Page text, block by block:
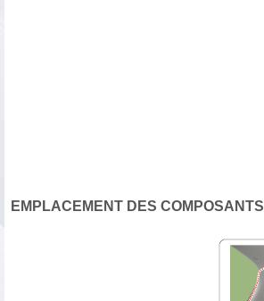
EMPLACEMENT DES COMPOSANTS